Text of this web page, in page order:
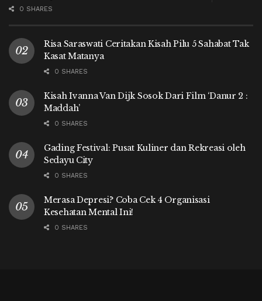
0 SHARES
Risa Saraswati Ceritakan Kisah Pilu 5 Sahabat Tak
Kasat Matanya
0 SHARES
Kisah Ivanna Van Dijk Sosok Dari Film ‘Danur 2 :
Maddah’
0 SHARES
Gading Festival: Pusat Kuliner dan Rekreasi oleh
Sedayu City
0 SHARES
Merasa Depresi? Coba Cek 4 Organisasi
Kesehatan Mental Ini!
0 SHARES